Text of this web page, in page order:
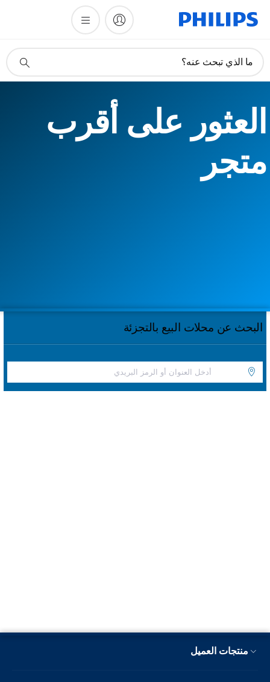
دعم
ما الذي تبحث عنه؟
العثور على أقرب
متجر
البحث عن محلات البيع بالتجزئة
منتجات العميل